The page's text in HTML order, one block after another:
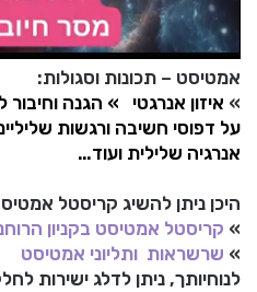
אמטיסט – תכונות וסגולות:
» איזון אנרגטי » הגנה וחיבור
על דפוסי חשיבה ורגשות
אנרגיה שלילית ועוד…
היכן ניתן להשיג קריסטל
» קריסטל אמטיסט בקניון
» שרשראות ותליוני אמטיסט
לנוחיותך, ניתן לדלג ישירות